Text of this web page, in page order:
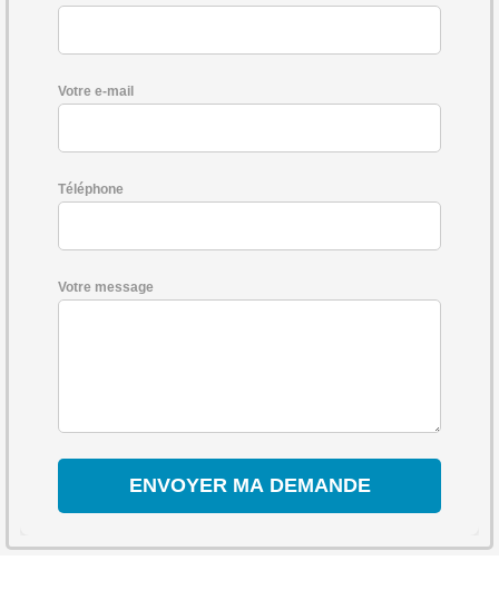
Votre e-mail
Téléphone
Votre message